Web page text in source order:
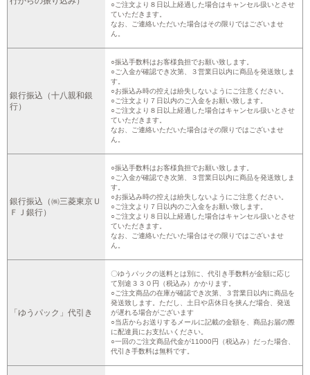
○ご注文より８日以上経過した場合はキャンセル扱いとさせ
ていただきます。
なお、ご連絡いただいた場合はその限りではございませ
ん。
銀行振込（十八親和銀
行）
○振込手数料はお客様負担でお願い致します。
○ご入金が確認でき次第、３営業日以内に商品を発送致しま
す。
○お振込み時の控えは紛失しないようにご注意ください。
○ご注文より７日以内のご入金をお願い致します。
○ご注文より８日以上経過した場合はキャンセル扱いとさせ
ていただきます。
なお、ご連絡いただいた場合はその限りではございませ
ん。
銀行振込（㈱三菱東京Ｕ
ＦＪ銀行）
○振込手数料はお客様負担でお願い致します。
○ご入金が確認でき次第、３営業日以内に商品を発送致しま
す。
○お振込み時の控えは紛失しないようにご注意ください。
○ご注文より７日以内のご入金をお願い致します。
○ご注文より８日以上経過した場合はキャンセル扱いとさせ
ていただきます。
なお、ご連絡いただいた場合はその限りではございませ
ん。
「ゆうパック」代引き
〇ゆうパックの送料とは別に、代引き手数料が金額に応じ
て別途３３０円（税込み）かかります。
○ご注文商品の在庫が確認でき次第、３営業日以内に商品を
発送致します。ただし、土日や店休日を挟んだ場合、発送
が遅れる場合がございます
○当店からお送りするメールに記載の金額を、商品お届の際
に配達員にお支払いください。
○一回のご注文商品代金が11000円（税込み）だった場合、
代引き手数料は無料です。